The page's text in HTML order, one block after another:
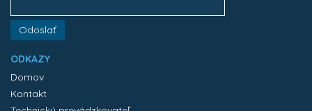
Odoslať
ODKAZY
Domov
Kontakt